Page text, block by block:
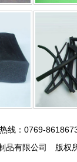
线：0769-
品有限公司 版权